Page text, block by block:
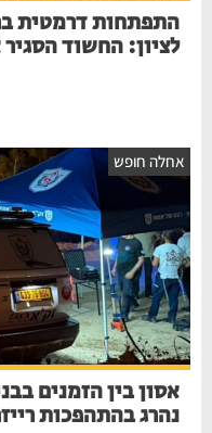
התפתחות דרמטית
לציון: החשוד
אחלה חופש
נהרג בהתהפכות